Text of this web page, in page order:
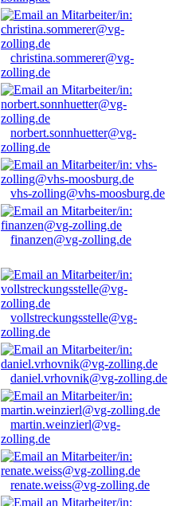
christina.sommerer@vg-
zolling.de
norbert.sonnhuetter@vg-
zolling.de
vhs-zolling@vhs-moosburg.de
finanzen@vg-zolling.de
vollstreckungsstelle@vg-
zolling.de
daniel.vrhovnik@vg-zolling.de
martin.weinzierl@vg-
zolling.de
renate.weiss@vg-zolling.de